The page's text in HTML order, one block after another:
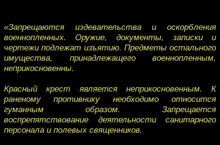
«Запрещаются издевательства и оскорбления
военнопленных. Оружие, документы, записки и
чертежи подлежат изъятию. Предметы остального
имущества, принадлежащего военнопленным,
неприкосновенны.
Красный крест является неприкосновенным. К
раненому противнику необходимо относится
гуманным образом. Запрещается
воспрепятствование деятельности санитарного
персонала и полевых священников.